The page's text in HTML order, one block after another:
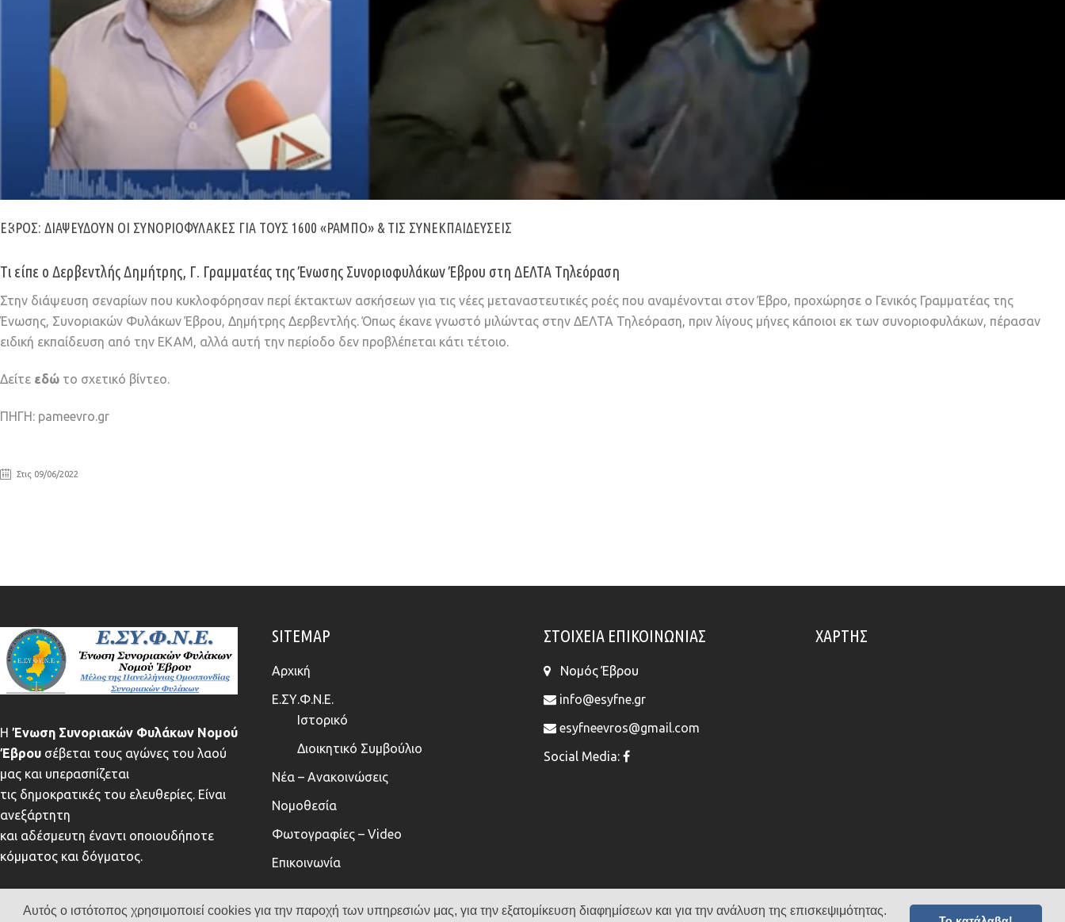
Αυτός ο ιστότοπος χρησιμοποιεί cookies για την παροχή των υπηρεσιών μας, για την εξατομίκευση διαφημίσεων και για την ανάλυση της επισκεψιμότητας.
ΈΒΡΟΣ: ΔΙΑΨΕΎΔΟΥΝ ΟΙ ΣΥΝΟΡΙΟΦΎΛΑΚΕΣ ΓΙΑ ΤΟΥΣ 1600 «ΡΆΜΠΟ» & ΤΙΣ ΣΥΝΕΚΠΑΙΔΕΎΣΕΙΣ
Τι είπε ο Δερβεντλής Δημήτρης, Γ. Γραμματέας της Ένωσης Συνοριοφυλάκων Έβρου στη ΔΕΛΤΑ Τηλεόραση
Στην διάψευση σεναρίων που κυκλοφόρησαν περί έκτακτων ασκήσεων για τις νέες μεταναστευτικές ροές που αναμένονται στον Έβρο, προχώρησε ο Γενικός Γραμματέας της
Ένωσης, Συνοριακών Φυλάκων Έβρου, Δημήτρης Δερβεντλής. Όπως έκανε γνωστό μιλώντας στην ΔΕΛΤΑ Τηλεόραση, πριν λίγους μήνες κάποιοι εκ των συνοριοφυλάκων, πέρασαν
ειδική εκπαίδευση από την ΕΚΑΜ, αλλά αυτή την περίοδο δεν προβλέπεται κάτι τέτοιο.
Δείτε εδώ το σχετικό βίντεο.
ΠΗΓΗ: pameevro.gr
Στις 09/06/2022
Η Ένωση Συνοριακών Φυλάκων Νομού
Έβρου σέβεται τους αγώνες του λαού
μας και υπερασπίζεται
τις δημοκρατικές του ελευθερίες. Είναι
ανεξάρτητη
και αδέσμευτη έναντι οποιουδήποτε
κόμματος και δόγματος.
SITEMAP
Αρχική
Ε.ΣΥ.Φ.Ν.Ε.
Ιστορικό
Διοικητικό Συμβούλιο
Νέα – Ανακοινώσεις
Νομοθεσία
Φωτογραφίες – Video
Επικοινωνία
ΣΤΟΙΧΕΊΑ ΕΠΙΚΟΙΝΩΝΊΑΣ
Νομός Έβρου
info@esyfne.gr
esyfneevros@gmail.com
Social Media:
ΧΆΡΤΗΣ